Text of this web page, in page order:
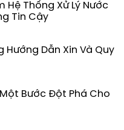
Hệ Thống Xử Lý Nước
Tin Cậy
Hướng Dẫn Xin Và Quy
Bước Đột Phá Cho